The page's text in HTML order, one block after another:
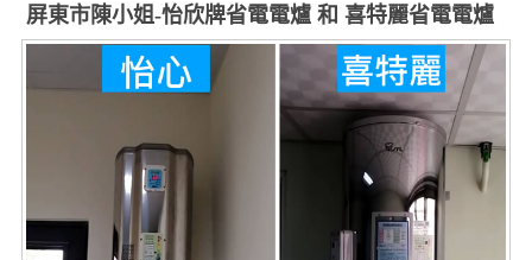
屏東市陳小姐-怡欣牌省電電爐 和 喜特麗省電電爐